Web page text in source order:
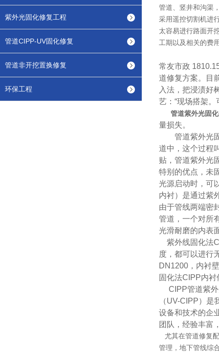
紫外光固化修复工程
管道CIPP-UV固化修复
管道非开挖置换修复
环保工程
管道、竖井和沟渠
采用遥控切割机进
太容易进行路面开
工期以及相关的费
常友市政
道修复方案。目
入法，把浸渍好
艺：“现场搭架
管道紫外光固
量损失。
管道紫外光固
道中，这个过程
贴，管道紫外光
特别的优点，未
光源启动时，可
内衬）是通过紫
由于管线两端密
管道，一个对所
光滑耐磨的内表
紫外线固化法
度，都可以进行
DN1200，内衬
固化法CIPP内
CIPP管道紫外
（UV-CIPP）
设备和技术的企
团队，经验丰富
尤其在管道修复
管理，地下管线综